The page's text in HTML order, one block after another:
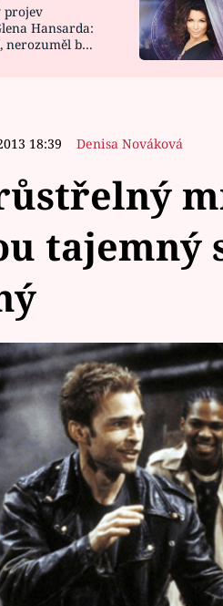
projev
Hansarda:
nerozuměl by
18:39 Denisa Nováková
tajemný